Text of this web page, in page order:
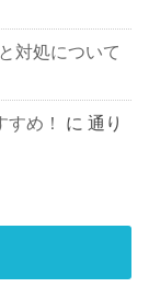
対処について
め！ に通り